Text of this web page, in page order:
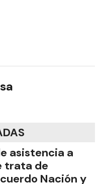
asistencia a
trata de
Nación y